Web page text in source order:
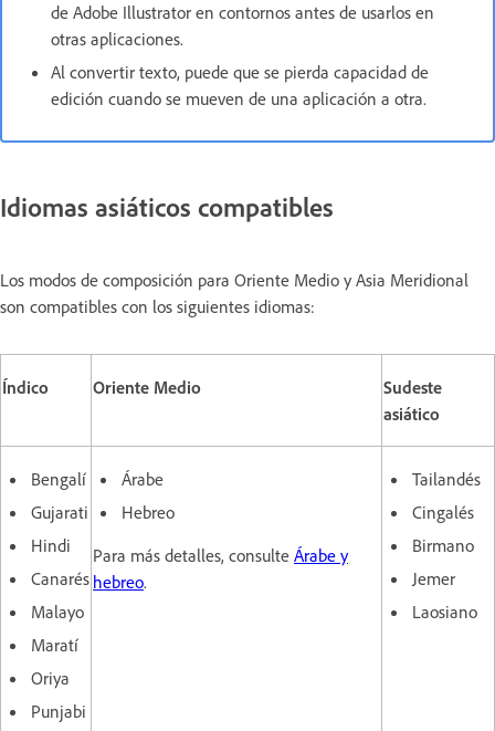
de Adobe Illustrator en contornos antes de usarlos en
otras aplicaciones.
Al convertir texto, puede que se pierda capacidad de
edición cuando se mueven de una aplicación a otra.
Idiomas asiáticos compatibles
Los modos de composición para Oriente Medio y Asia Meridional
son compatibles con los siguientes idiomas:
Índico Oriente Medio
Sudeste
asiático
Bengalí
Gujarati
Hindi
Canarés
Malayo
Maratí
Oriya
Punjabi
Árabe
Hebreo
Para más detalles, consulte Árabe y
hebreo.
Tailandés
Cingalés
Birmano
Jemer
Laosiano